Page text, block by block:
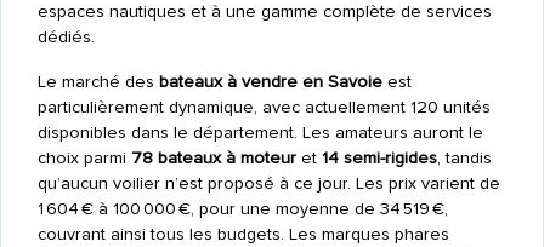
espaces nautiques et à une gamme complète de services
dédiés.
Le marché des bateaux à vendre en Savoieest
particulièrement dynamique, avec actuellement 120 unités
disponibles dans le département. Les amateurs auront le
choix parmi 78 bateaux à moteuret 14 semi-rigides, tandis
qu’aucun voilier n’est proposé à ce jour. Les prix varient de
1 604 € à 100 000 €, pour une moyenne de 34 519 €,
couvrant ainsi tous les budgets. Les marques phares